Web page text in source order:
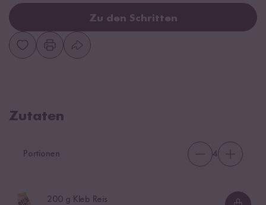
Zu den Schritten
Zutaten
Portionen 4
200 g Kleb Reis